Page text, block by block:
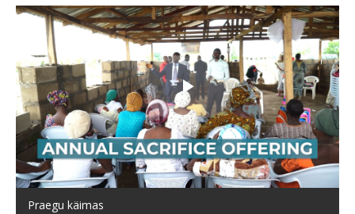
Esita
video
Praegu käimas